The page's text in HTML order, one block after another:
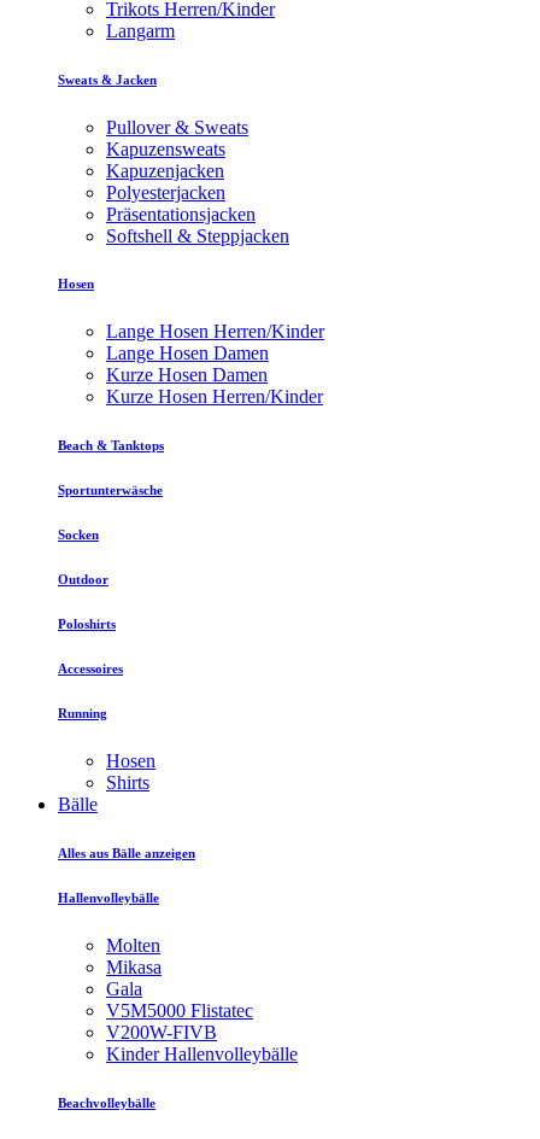
Trikots Herren/Kinder
Langarm
Sweats & Jacken
Pullover & Sweats
Kapuzensweats
Kapuzenjacken
Polyesterjacken
Präsentationsjacken
Softshell & Steppjacken
Hosen
Lange Hosen Herren/Kinder
Lange Hosen Damen
Kurze Hosen Damen
Kurze Hosen Herren/Kinder
Beach & Tanktops
Sportunterwäsche
Socken
Outdoor
Poloshirts
Accessoires
Running
Hosen
Shirts
Bälle
Alles aus Bälle anzeigen
Hallenvolleybälle
Molten
Mikasa
Gala
V5M5000 Flistatec
V200W-FIVB
Kinder Hallenvolleybälle
Beachvolleybälle